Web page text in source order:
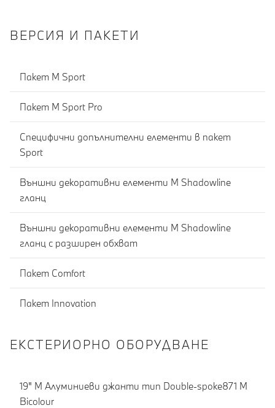
ВЕРСИЯ И ПАКЕТИ
Пакет M Sport
Пакет M Sport Pro
Специфични допълнителни елементи в пакет
Sport
Външни декоративни елементи M Shadowline
гланц
Външни декоративни елементи M Shadowline
гланц с разширен обхват
Пакет Comfort
Пакет Innovation
ЕКСТЕРИОРНО ОБОРУДВАНЕ
19" M Алуминиеви джанти тип Double-spoke871 M
Bicolour